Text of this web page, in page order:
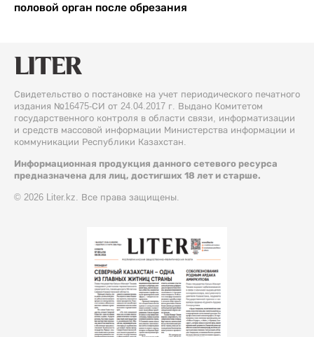
половой орган после обрезания
Свидетельство о постановке на учет периодического печатного
издания №16475-СИ от 24.04.2017 г. Выдано Комитетом
государственного контроля в области связи, информатизации
и средств массовой информации Министерства информации и
коммуникации Республики Казахстан.
Информационная продукция данного сетевого ресурса
предназначена для лиц, достигших 18 лет и старше.
© 2026 Liter.kz. Все права защищены.